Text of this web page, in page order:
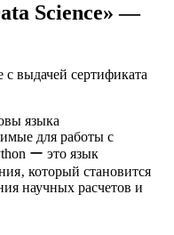
Science» —
языка
для работы с
ー это язык
который становится
научных расчетов и